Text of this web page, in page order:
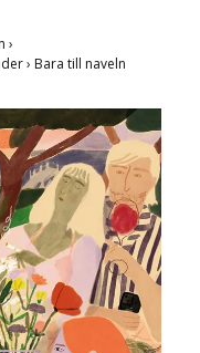
›
› Bara till naveln